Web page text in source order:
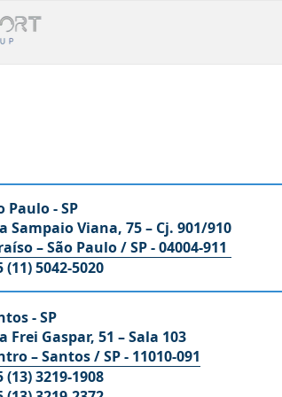
Paulo - SP
Sampaio Viana, 75 – Cj. 901/910
– São Paulo / SP - 04004-911
(11) 5042-5020
- SP
Frei Gaspar, 51 – Sala 103
– Santos / SP - 11010-091
(13) 3219-1908